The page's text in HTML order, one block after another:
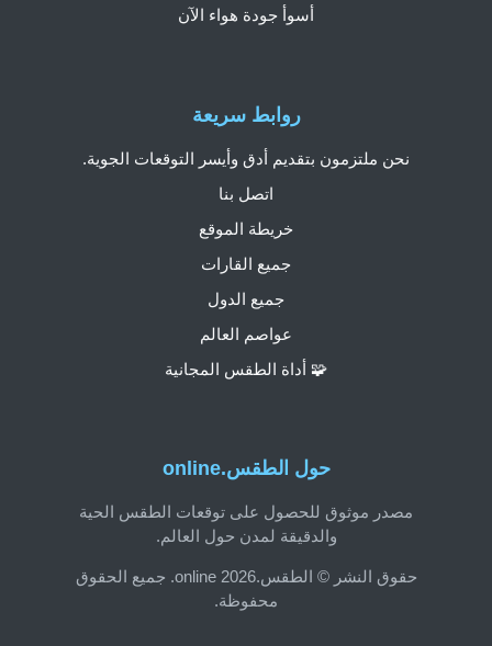
حول الطقس.online
مصدر موثوق للحصول على توقعات الطقس الحية
والدقيقة لمدن حول العالم.
حقوق النشر © الطقس.online 2026. جميع الحقوق
محفوظة.
روابط سريعة
نحن ملتزمون بتقديم أدق وأيسر التوقعات الجوية.
اتصل بنا
خريطة الموقع
جميع القارات
جميع الدول
عواصم العالم
🧩 أداة الطقس المجانية
أسوأ جودة هواء الآن